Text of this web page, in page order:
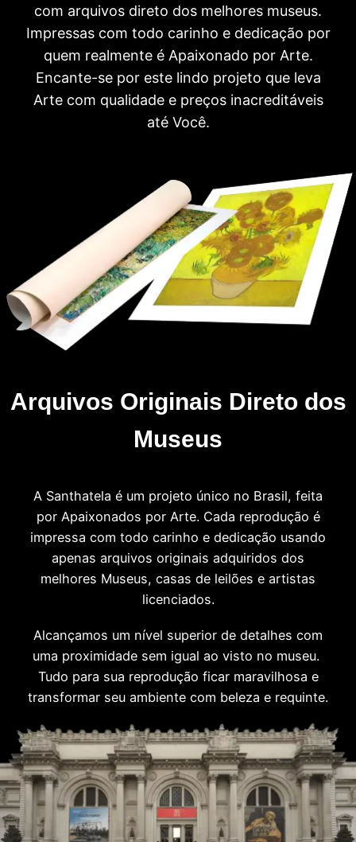
com arquivos direto dos melhores museus.
Impressas com todo carinho e dedicação por
quem realmente é Apaixonado por Arte.
Encante-se por este lindo projeto que leva
Arte com qualidade e preços inacreditáveis
até Você.
Arquivos Originais Direto dos
Museus
A Santhatela é um projeto único no Brasil, feita
por Apaixonados por Arte. Cada reprodução é
impressa com todo carinho e dedicação usando
apenas arquivos originais adquiridos dos
melhores Museus, casas de leilões e artistas
licenciados.
Alcançamos um nível superior de detalhes com
uma proximidade sem igual ao visto no museu.
Tudo para sua reprodução ficar maravilhosa e
transformar seu ambiente com beleza e requinte.